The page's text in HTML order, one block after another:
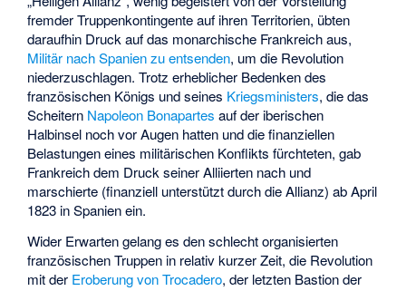
fremder Truppenkontingente auf ihren Territorien, übten
daraufhin Druck auf das monarchische Frankreich aus,
Militär nach Spanien zu entsenden, um die Revolution
niederzuschlagen. Trotz erheblicher Bedenken des
französischen Königs und seines Kriegsministers, die das
Scheitern Napoleon Bonapartes auf der iberischen
Halbinsel noch vor Augen hatten und die finanziellen
Belastungen eines militärischen Konflikts fürchteten, gab
Frankreich dem Druck seiner Alliierten nach und
marschierte (finanziell unterstützt durch die Allianz) ab April
1823 in Spanien ein.
Wider Erwarten gelang es den schlecht organisierten
französischen Truppen in relativ kurzer Zeit, die Revolution
mit der Eroberung von Trocadero, der letzten Bastion der